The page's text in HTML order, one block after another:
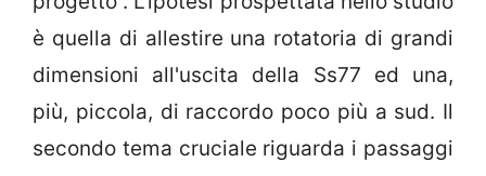
è quella di allestire una rotatoria di grandi
dimensioni all'uscita della Ss77 ed una,
più, piccola, di raccordo poco più a sud. Il
secondo tema cruciale riguarda i passaggi